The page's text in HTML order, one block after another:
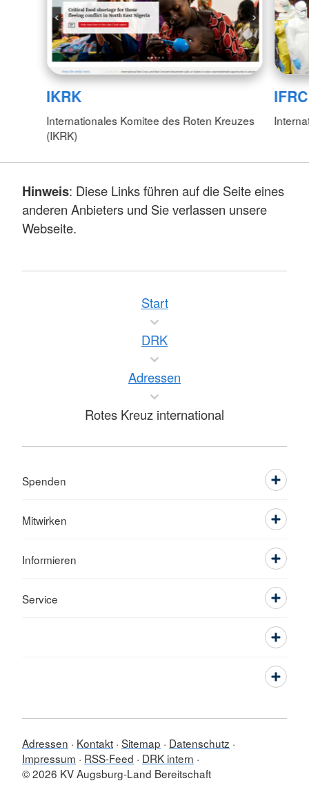
IKRK
Internationales Komitee des Roten Kreuzes
(IKRK)
IFRC
Hinweis: Diese Links führen auf die Seite eines
anderen Anbieters und Sie verlassen unsere
Webseite.
Start
DRK
Adressen
Rotes Kreuz international
Spenden
Mitwirken
Informieren
Service
Adressen Kontakt Sitemap
Datenschutz
Impressum
RSS-Feed
DRK intern
© 2026 KV Augsburg-Land Bereitschaft